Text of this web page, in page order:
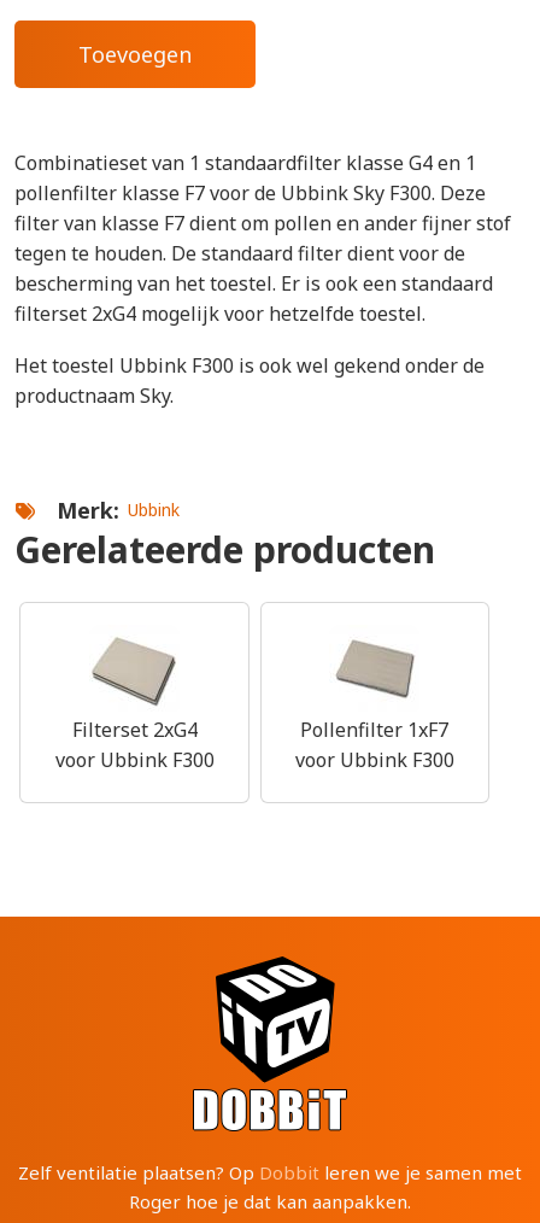
Combinatieset van 1 standaardfilter klasse G4 en 1
pollenfilter klasse F7 voor de Ubbink Sky F300. Deze
filter van klasse F7 dient om pollen en ander fijner stof
tegen te houden. De standaard filter dient voor de
bescherming van het toestel. Er is ook een standaard
filterset 2xG4 mogelijk voor hetzelfde toestel.
Het toestel Ubbink F300 is ook wel gekend onder de
productnaam Sky.
Merk Ubbink
Gerelateerde producten
Filterset 2xG4
voor Ubbink F300
Pollenfilter 1xF7
voor Ubbink F300
Zelf ventilatie plaatsen? Op Dobbit leren we je samen met
Roger hoe je dat kan aanpakken.